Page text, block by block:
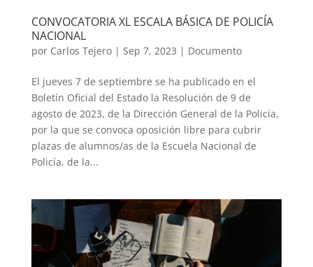
CONVOCATORIA XL ESCALA BÁSICA DE POLICÍA
NACIONAL
por Carlos Tejero| Sep 7, 2023 | Documento
El jueves 7 de septiembre se ha publicado en el
Boletín Oficial del Estado la Resolución de 9 de
agosto de 2023, de la Dirección General de la Policía,
por la que se convoca oposición libre para cubrir
plazas de alumnos/as de la Escuela Nacional de
Policía, de la...